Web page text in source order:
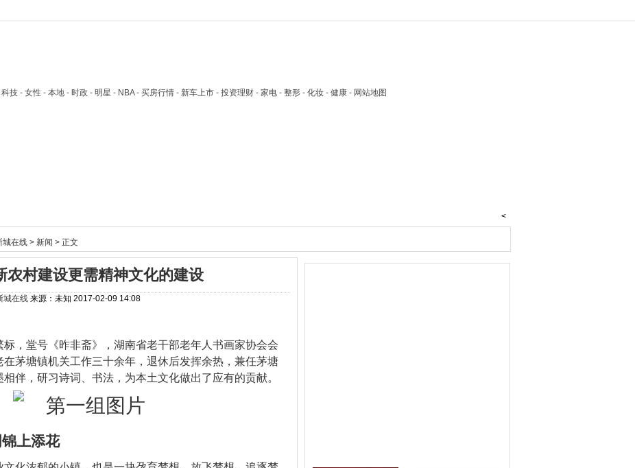
技 - 女性 - 本地 - 时政 - 明星 - NBA - 买房行情 - 新车上市 - 投资理财 - 家电 - 整形 - 化妆 - 健康 - 网站地图
<
城在线 > 新闻 > 正文
农村建设更需精神文化的建设
城在线 来源：未知 2017-02-09 14:08
，堂号《昨非斋》，湖南省老干部老年人书画家协会会
茅塘镇机关工作三十余年，退休后发挥余热，兼任茅塘
伴，研习诗词、书法，为本土文化做出了应有的贡献。
上添花